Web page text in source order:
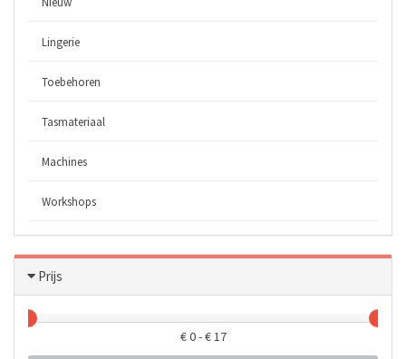
Lingerie
Toebehoren
Tasmateriaal
Machines
Workshops
Prijs
€0- €17